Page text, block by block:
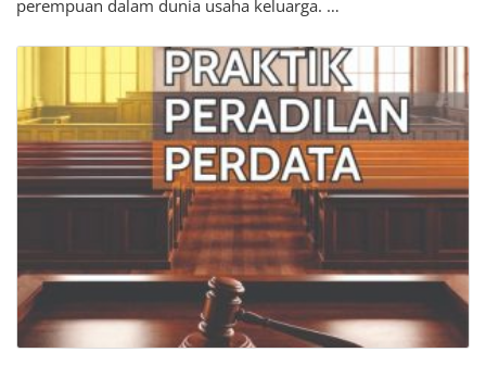
perempuan dalam dunia usaha keluarga. …